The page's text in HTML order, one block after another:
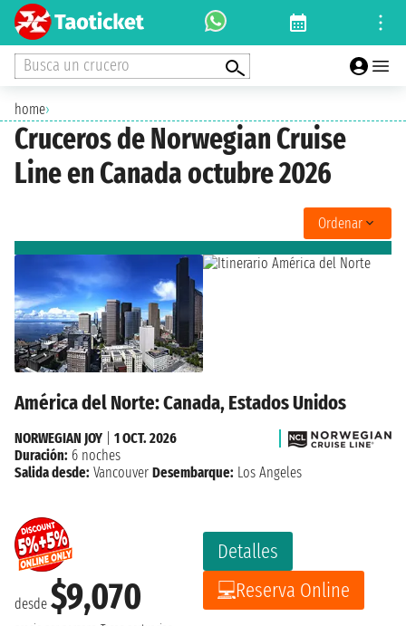
Busca un crucero
home›
Cruceros de Norwegian Cruise
Line en Canada octubre 2026
Ordenar
América del Norte: Canada, Estados Unidos
desde $9,070
Detalles
Reserva Online
NORWEGIAN JOY
1 OCT. 2026
Duración: 6 noches
Salida desde: Vancouver Desembarque: Los Angeles